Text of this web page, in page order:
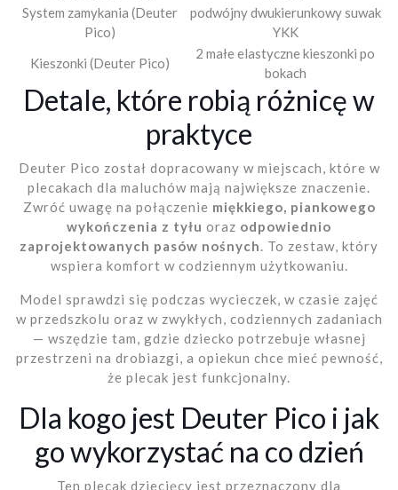
System zamykania (Deuter
Pico)
podwójny dwukierunkowy suwak
YKK
Kieszonki (Deuter Pico)
2 małe elastyczne kieszonki po
bokach
Detale, które robią różnicę w
praktyce
Deuter Pico został dopracowany w miejscach, które w
plecakach dla maluchów mają największe znaczenie.
Zwróć uwagę na połączenie miękkiego, piankowego
wykończenia z tyłu oraz odpowiednio
zaprojektowanych pasów nośnych
. To zestaw, który
wspiera komfort w codziennym użytkowaniu.
Model sprawdzi się podczas wycieczek, w czasie zajęć
w przedszkolu oraz w zwykłych, codziennych zadaniach
— wszędzie tam, gdzie dziecko potrzebuje własnej
przestrzeni na drobiazgi, a opiekun chce mieć pewność,
że plecak jest funkcjonalny.
Dla kogo jest Deuter Pico i jak
go wykorzystać na co dzień
Ten plecak dziecięcy jest przeznaczony dla